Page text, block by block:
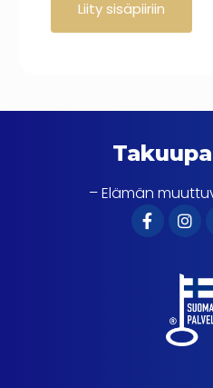
– Elämän